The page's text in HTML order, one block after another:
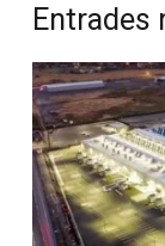
Entrades